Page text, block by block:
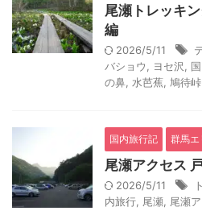
尾瀬トレッキ
編
2026/5/11
バショウ
ヨセ沢
の鼻 水芭蕉 鳩待峠
国内旅行記 群馬エ
尾瀬アクセス
2026/5/11
内旅行 尾瀬 尾瀬